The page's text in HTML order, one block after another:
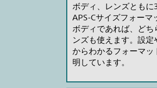
ボディ、レンズとも
APS-Cサイズフォーマ
ボディであれば、ど
ンズも使えます。設
からわかるフォーマッ
明しています。